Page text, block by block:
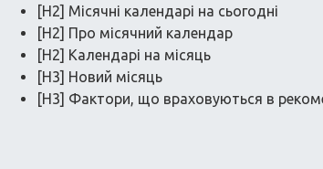
[H2] Місячні календарі на сьогодні
[H2] Про місячний календар
[H2] Календарі на місяць
[H3] Новий місяць
[H3] Фактори, що враховуються в